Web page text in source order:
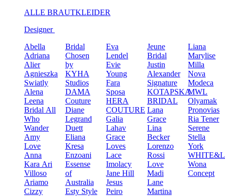
ALLE BRAUTKLEIDER
Designer
Abella
Adriana
Alier
Agnieszka
Swiatly
Alena
Leena
Bridal All
Who
Wander
Amy
Love
Anna
Kara Ari
Villoso
Ariamo
Cizzy
Bridal
Chosen
by
KYHA
Studios
DAMA
Couture
Diane
Legrand
Duett
Eliana
Kresa
Enzoani
Essense
of
Australia
Esty Style
Eva
Lendel
Evie
Young
Fara
Sposa
HERA
COUTURE
Galia
Lahav
Grace
Loves
Lace
Imolacy
Jane Hill
Jesus
Peiro
Jeune
Bridal
Justin
Alexander
Signature
KOTAPSKA
BRIDAL
Lana
Grace
Lina
Becker
Lorenzo
Rossi
Love
Madi
Lane
Martina
Liana
Marylise
Milla
Nova
Modeca
MWL
Olyamak
Pronovias
Ria Tener
Serene
Stella
York
Wona
Concept